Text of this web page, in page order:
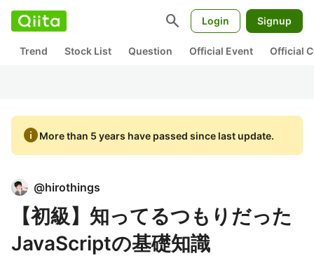
search Login Signup
Trend Stock List Question Official Event Official
infoMore than 5 years have passed since last update.
@hirothings
【初級】知ってるつもりだった
JavaScriptの基礎知識